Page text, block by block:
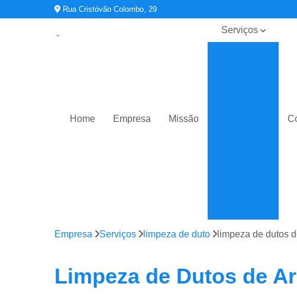
Rua Cristóvão Colombo, 29
Home Empresa Missão
Serviços
Sistemas de
climatização
Empresa Serviços limpeza de duto limpeza de dutos
Limpeza de Dutos de